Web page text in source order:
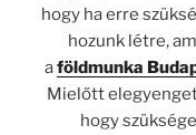
hogy ha erre
hozunk létre,
aföldmunka
Mielőtt
hogy